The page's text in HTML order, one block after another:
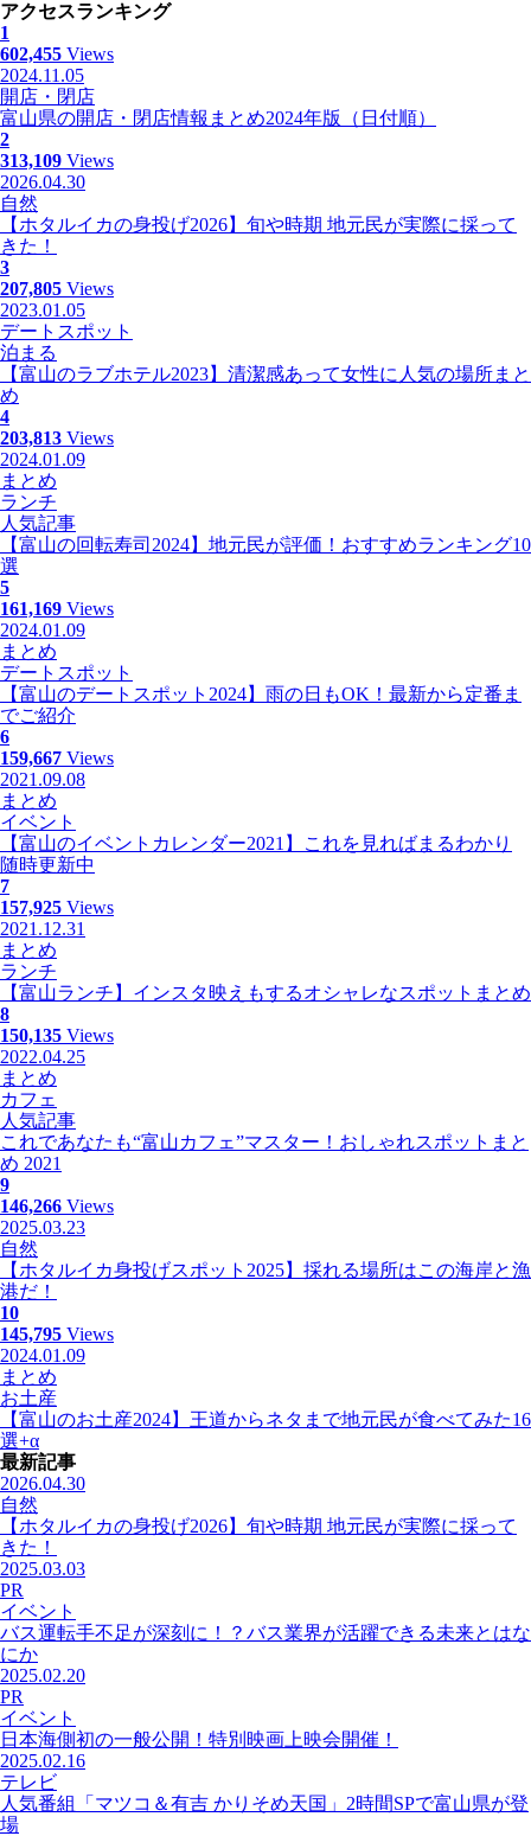
アクセスランキング
1
602,455 Views
2024.11.05
開店・閉店
富山県の開店・閉店情報まとめ2024年版（日付順）
2
313,109 Views
2026.04.30
自然
【ホタルイカの身投げ2026】旬や時期 地元民が実際に採って
きた！
3
207,805 Views
2023.01.05
デートスポット
泊まる
【富山のラブホテル2023】清潔感あって女性に人気の場所まと
め
4
203,813 Views
2024.01.09
まとめ
ランチ
人気記事
【富山の回転寿司2024】地元民が評価！おすすめランキング10
選
5
161,169 Views
2024.01.09
まとめ
デートスポット
【富山のデートスポット2024】雨の日もOK！最新から定番ま
でご紹介
6
159,667 Views
2021.09.08
まとめ
イベント
【富山のイベントカレンダー2021】これを見ればまるわかり
随時更新中
7
157,925 Views
2021.12.31
まとめ
ランチ
【富山ランチ】インスタ映えもするオシャレなスポットまとめ
8
150,135 Views
2022.04.25
まとめ
カフェ
人気記事
これであなたも“富山カフェ”マスター！おしゃれスポットまと
め 2021
9
146,266 Views
2025.03.23
自然
【ホタルイカ身投げスポット2025】採れる場所はこの海岸と漁
港だ！
10
145,795 Views
2024.01.09
まとめ
お土産
【富山のお土産2024】王道からネタまで地元民が食べてみた16
選+α
最新記事
2026.04.30
自然
【ホタルイカの身投げ2026】旬や時期 地元民が実際に採って
きた！
2025.03.03
PR
イベント
バス運転手不足が深刻に！？バス業界が活躍できる未来とはな
にか
2025.02.20
PR
イベント
日本海側初の一般公開！特別映画上映会開催！
2025.02.16
テレビ
人気番組「マツコ＆有吉 かりそめ天国」2時間SPで富山県が登
場